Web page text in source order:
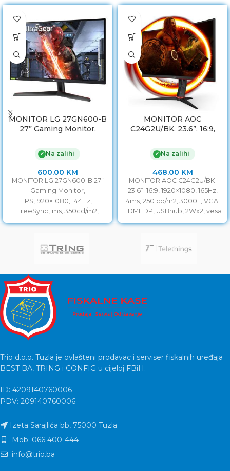
MONITOR LG 27GN600-B
27” Gaming Monitor,
FreeSync,1ms, 350cd/m2,
DP/HDMI, G-SYNC
Compatible.Crni
✓ Na zalihi
600.00 KM
MONITOR LG 27GN600-B 27”
Gaming Monitor,
IPS,1920×1080, 144Hz,
FreeSync,1ms, 350cd/m2,
DP/HDMI, G-SYNC
1ms Frekvencija
MONITOR AOC
C24G2U/BK. 23.6”. 16:9,
250 cd/m2, 3000:1, VGA.
HDMI. DP, USBhub, 2Wx2,
vesa
✓ Na zalihi
468.00 KM
MONITOR AOC C24G2U/BK.
23.6”. 16:9, 1920×1080, 165Hz,
4ms, 250 cd/m2, 3000:1, VGA.
HDMI. DP, USBhub, 2Wx2, vesa
Veličina monitora 24”
Trio d.o.o. Tuzla je ovlašteni prodavac i serviser fiskalnih uređaja
BEST BA, TRING i CONFIG u cijeloj FBiH.
ID: 4209140760006
PDV: 209140760006
Izeta Sarajlića bb, 75000 Tuzla
Mob: 066 400-444
info@trio.ba